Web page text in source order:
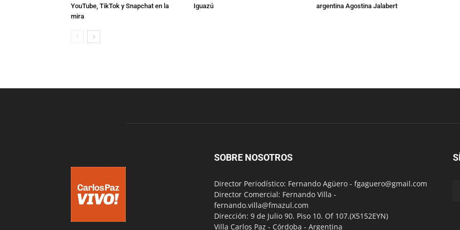
YouTube, TikTok y Snapchat en la
mira
Iguazú
argentina Agostina Jalabert
SOBRE NOSOTROS
Director Periodístico: Fernando Agüero - fgaguero@gmail.com
Director Comercial: Fernando Villa -
fernando.villa@fmazul.com
Dirección: 9 de Julio 90. Piso 10. Of 107.(X5152EYN)
Villa Carlos Paz - Córdoba - Argentina